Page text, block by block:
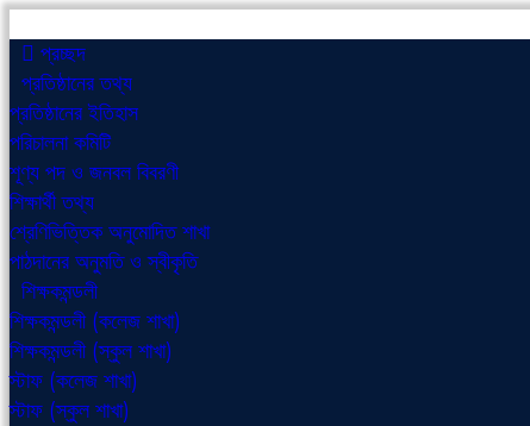
প্রচ্ছদ
প্রতিষ্ঠানের তথ্য
প্রতিষ্ঠানের ইতিহাস
পরিচালনা কমিটি
শূণ্য পদ ও জনবল বিবরণী
শিক্ষার্থী তথ্য
শ্রেণিভিত্তিক অনুমোদিত শাখা
পাঠদানের অনুমতি ও স্বীকৃতি
শিক্ষকমন্ডলী
শিক্ষকমন্ডলী (কলেজ শাখা)
শিক্ষকমন্ডলী (স্কুল শাখা)
স্টাফ (কলেজ শাখা)
স্টাফ (স্কুল শাখা)